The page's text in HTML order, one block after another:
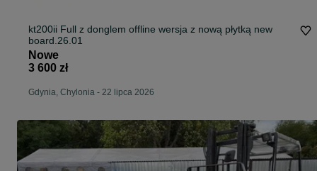
kt200ii Full z donglem offline wersja z nową płytką new
board.26.01
Nowe
3 600 zł
Gdynia, Chylonia - 22 lipca 2026